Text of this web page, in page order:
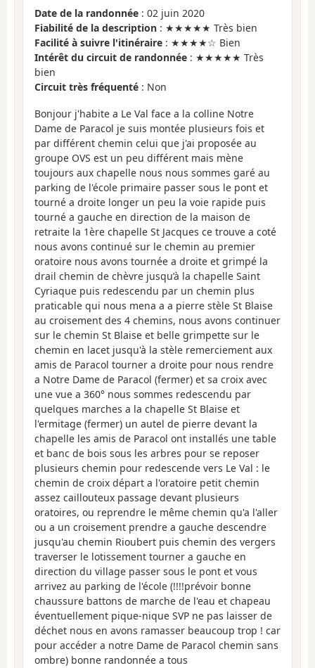
Date de la randonnée : 02 juin 2020
Fiabilité de la description : ★★★★★ Très bien
Facilité à suivre l'itinéraire : ★★★★☆ Bien
Intérêt du circuit de randonnée : ★★★★★ Très
bien
Circuit très fréquenté : Non
Bonjour j'habite a Le Val face a la colline Notre
Dame de Paracol je suis montée plusieurs fois et
par différent chemin celui que j'ai proposée au
groupe OVS est un peu différent mais mène
toujours aux chapelle nous nous sommes garé au
parking de l'école primaire passer sous le pont et
tourné a droite longer un peu la voie rapide puis
tourné a gauche en direction de la maison de
retraite la 1ère chapelle St Jacques ce trouve a coté
nous avons continué sur le chemin au premier
oratoire nous avons tournée a droite et grimpé la
drail chemin de chèvre jusqu’à la chapelle Saint
Cyriaque puis redescendu par un chemin plus
praticable qui nous mena a a pierre stèle St Blaise
au croisement des 4 chemins, nous avons continuer
sur le chemin St Blaise et belle grimpette sur le
chemin en lacet jusqu'à la stèle remerciement aux
amis de Paracol tourner a droite pour nous rendre
a Notre Dame de Paracol (fermer) et sa croix avec
une vue a 360° nous sommes redescendu par
quelques marches a la chapelle St Blaise et
l'ermitage (fermer) un autel de pierre devant la
chapelle les amis de Paracol ont installés une table
et banc de bois sous les arbres pour se reposer
plusieurs chemin pour redescende vers Le Val : le
chemin de croix départ a l'oratoire petit chemin
assez caillouteux passage devant plusieurs
oratoires, ou reprendre le même chemin qu'a l'aller
ou a un croisement prendre a gauche descendre
jusqu'au chemin Rioubert puis chemin des vergers
traverser le lotissement tourner a gauche en
direction du village passer sous le pont et vous
arrivez au parking de l'école (!!!!prévoir bonne
chaussure battons de marche de l'eau et chapeau
éventuellement pique-nique SVP ne pas laisser de
déchet nous en avons ramasser beaucoup trop ! car
pour accéder a notre Dame de Paracol chemin sans
ombre) bonne randonnée a tous